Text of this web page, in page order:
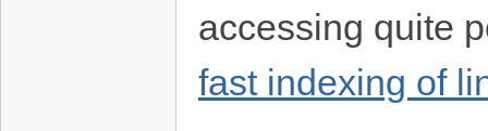
accessing quite
fast indexing of